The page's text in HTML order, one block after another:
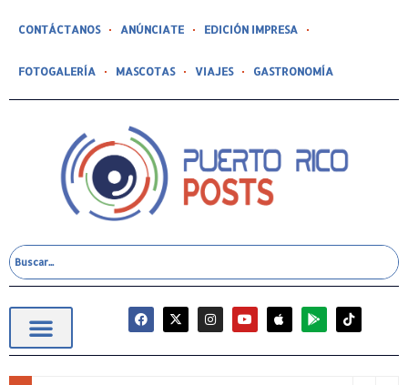
CONTÁCTANOS ANÚNCIATE EDICIÓN IMPRESA
FOTOGALERÍA MASCOTAS VIAJES GASTRONOMÍA